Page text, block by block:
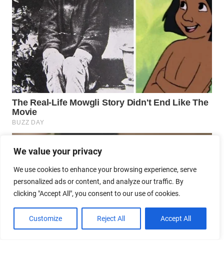
We value your privacy
We use cookies to enhance your browsing experience, serve
personalized ads or content, and analyze our traffic. By
clicking "Accept All", you consent to our use of cookies.
Customize Reject All Accept All